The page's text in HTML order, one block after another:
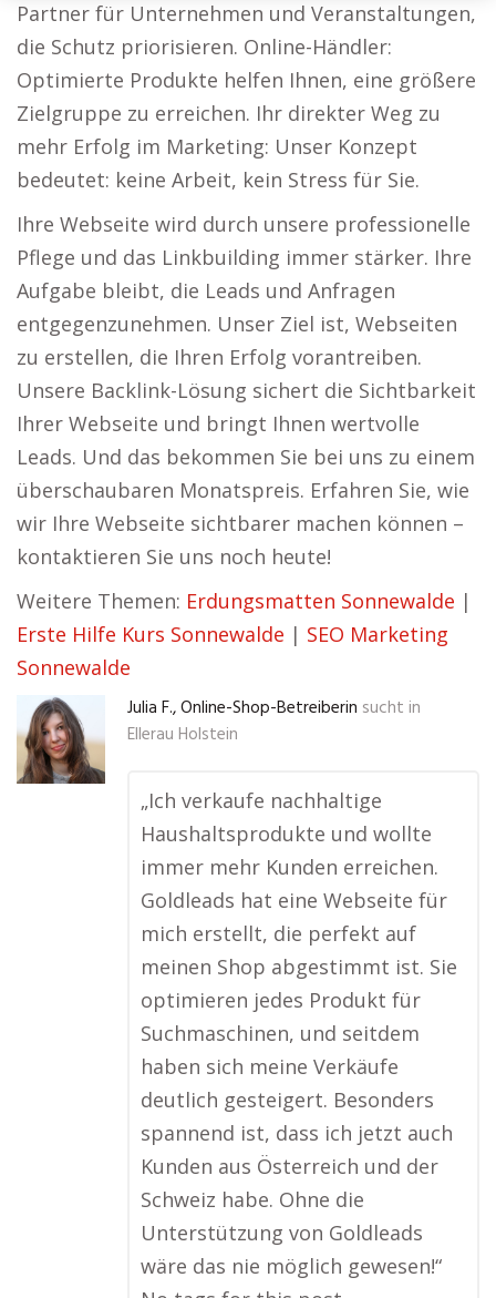
Partner für Unternehmen und Veranstaltungen,
die Schutz priorisieren. Online-Händler:
Optimierte Produkte helfen Ihnen, eine größere
Zielgruppe zu erreichen. Ihr direkter Weg zu
mehr Erfolg im Marketing: Unser Konzept
bedeutet: keine Arbeit, kein Stress für Sie.
Ihre Webseite wird durch unsere professionelle
Pflege und das Linkbuilding immer stärker. Ihre
Aufgabe bleibt, die Leads und Anfragen
entgegenzunehmen. Unser Ziel ist, Webseiten
zu erstellen, die Ihren Erfolg vorantreiben.
Unsere Backlink-Lösung sichert die Sichtbarkeit
Ihrer Webseite und bringt Ihnen wertvolle
Leads. Und das bekommen Sie bei uns zu einem
überschaubaren Monatspreis. Erfahren Sie, wie
wir Ihre Webseite sichtbarer machen können –
kontaktieren Sie uns noch heute!
Weitere Themen: Erdungsmatten Sonnewalde |
Erste Hilfe Kurs Sonnewalde | SEO Marketing
Sonnewalde
Julia F., Online-Shop-Betreiberin sucht in
Ellerau Holstein
„Ich verkaufe nachhaltige
Haushaltsprodukte und wollte
immer mehr Kunden erreichen.
Goldleads hat eine Webseite für
mich erstellt, die perfekt auf
meinen Shop abgestimmt ist. Sie
optimieren jedes Produkt für
Suchmaschinen, und seitdem
haben sich meine Verkäufe
deutlich gesteigert. Besonders
spannend ist, dass ich jetzt auch
Kunden aus Österreich und der
Schweiz habe. Ohne die
Unterstützung von Goldleads
wäre das nie möglich gewesen!“